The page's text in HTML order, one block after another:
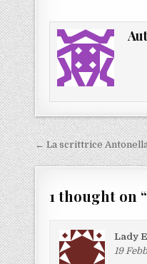
← La scrittrice
1 thought on “
Lady
19